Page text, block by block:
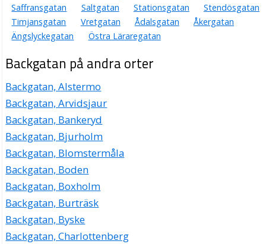
Saffransgatan
Saltgatan Stationsgatan
Stendösgatan
Timjansgatan
Vretgatan Ådalsgatan
Åkergatan
Ängslyckegatan
Östra Läraregatan
Backgatan på andra orter
Backgatan, Alstermo
Backgatan, Arvidsjaur
Backgatan, Bankeryd
Backgatan, Bjurholm
Backgatan, Blomstermåla
Backgatan, Boden
Backgatan, Boxholm
Backgatan, Burträsk
Backgatan, Byske
Backgatan, Charlottenberg